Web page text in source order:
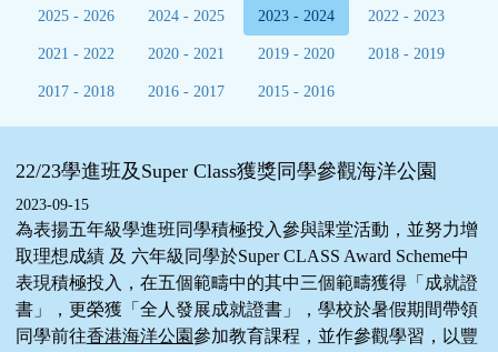
2025 - 2026 2024 - 2025 2023 - 2024 2022 - 2023
2021 - 2022 2020 - 2021 2019 - 2020 2018 - 2019
2017 - 2018 2016 - 2017 2015 - 2016
22/23學進班及Super Class獲獎同學參觀海洋公園
2023-09-15
為表揚五年級學進班同學積極投入參與課堂活動，並努力增
取理想成績 及 六年級同學於Super CLASS Award Scheme中
表現積極投入，在五個範疇中的其中三個範疇獲得「成就證
書」，更榮獲「全人發展成就證書」，學校於暑假期間帶領
同學前往香港海洋公園參加教育課程，並作參觀學習，以豐